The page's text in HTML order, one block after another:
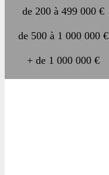
de 200 à 499 000 €
de 500 à 1 000 000 €
+ de 1 000 000 €